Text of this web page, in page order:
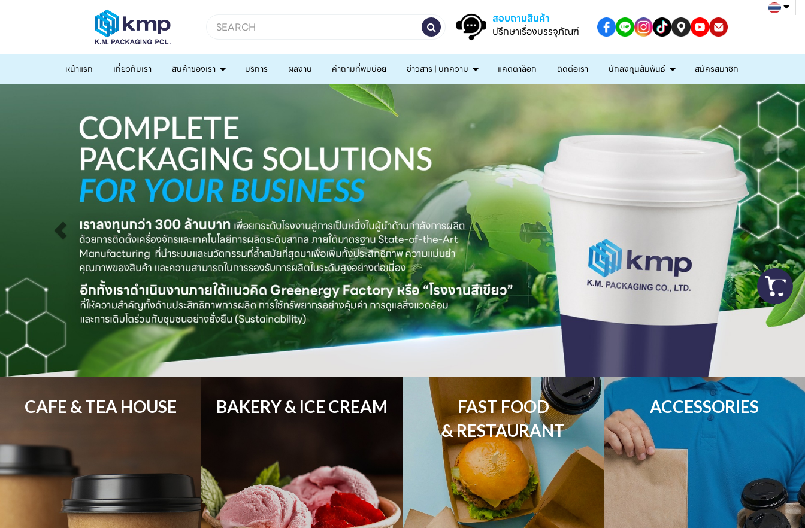
สอบถามสินค้า
ปรึกษาเรื่องบรรจุภัณฑ์
หน้าแรก เกี่ยวกับเรา สินค้าของเรา บริการ ผลงาน คำถามที่พบบ่อย ข่าวสาร | บทความ แคตตาล็อก ติดต่อเรา นักลงทุนสัมพันธ์ สมัครสมาชิก
CAFE & TEA HOUSE BAKERY & ICE CREAM
FAST FOOD
& RESTAURANT
ACCESSORIES